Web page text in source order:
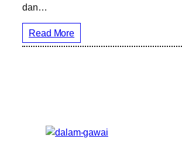
dan…
Read More